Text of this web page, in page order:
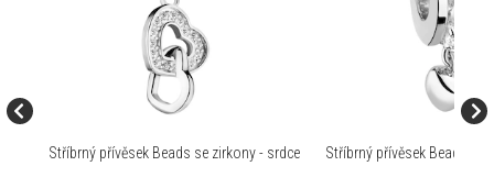
Stříbrný přívěsek Beads se zirkony - srdce Stříbrný přívěsek Beads se